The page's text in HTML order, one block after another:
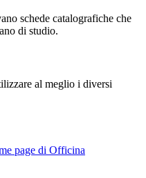
schede catalografiche che
di studio.
al meglio i diversi
page di Officina